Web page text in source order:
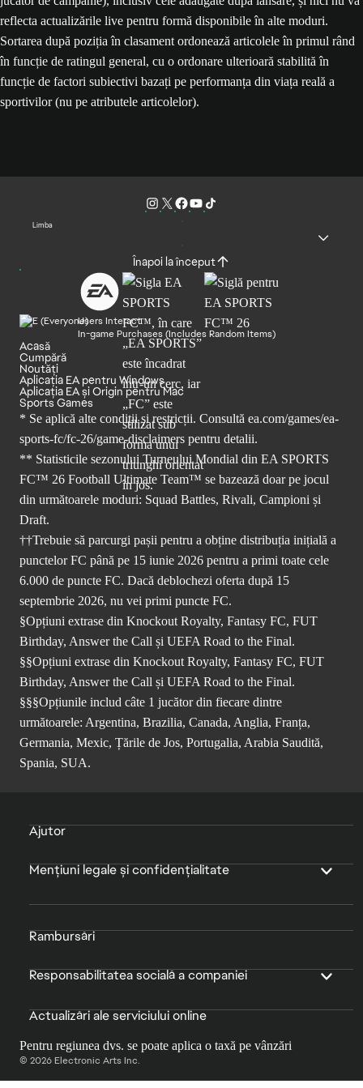
reflecta actualizările live pentru formă disponibile în alte moduri.
Sortarea după poziția în clasament ordonează articolele în primul rând
în funcție de ratingul general, cu o ordonare ulterioară stabilită în
funcție de factori subiectivi bazați pe performanța din viața reală a
sportivilor (nu pe atributele articolelor).
Limba
Înapoi la început
Users Interact
In-game Purchases (Includes Random Items)
Acasă
Cumpără
Noutăți
Aplicația EA pentru Windows
Aplicația EA și Origin pentru Mac
Sports Games
* Se aplică alte condiții și restricții. Consultă ea.com/games/ea-
sports-fc/fc-26/game-disclaimers pentru detalii.
** Statisticile sezonului Turneului Mondial din EA SPORTS
FC™ 26 Football Ultimate Team™ se bazează doar pe jocul
din următoarele moduri: Squad Battles, Rivali, Campioni și
Draft.
††Trebuie să parcurgi pașii pentru a obține distribuția inițială a
punctelor FC până pe 15 iunie 2026 pentru a primi toate cele
6.000 de puncte FC. Dacă deblochezi oferta după 15
septembrie 2026, nu vei primi puncte FC.
§Opțiuni extrase din Knockout Royalty, Fantasy FC, FUT
Birthday, Answer the Call și UEFA Road to the Final.
§§Opțiuni extrase din Knockout Royalty, Fantasy FC, FUT
Birthday, Answer the Call și UEFA Road to the Final.
§§§Opțiunile includ câte 1 jucător din fiecare dintre
următoarele: Argentina, Brazilia, Canada, Anglia, Franța,
Germania, Mexic, Țările de Jos, Portugalia, Arabia Saudită,
Spania, SUA.
Ajutor
Mențiuni legale și confidențialitate
Rambursări
Responsabilitatea socială a companiei
Actualizări ale serviciului online
Pentru regiunea dvs. se poate aplica o taxă pe vânzări
© 2026 Electronic Arts Inc.